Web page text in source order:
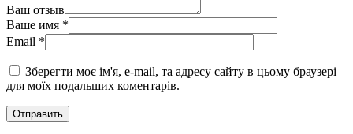
Ваш отзыв
Ваше имя *
Email *
Зберегти моє ім'я, e-mail, та адресу сайту в цьому браузері
для моїх подальших коментарів.